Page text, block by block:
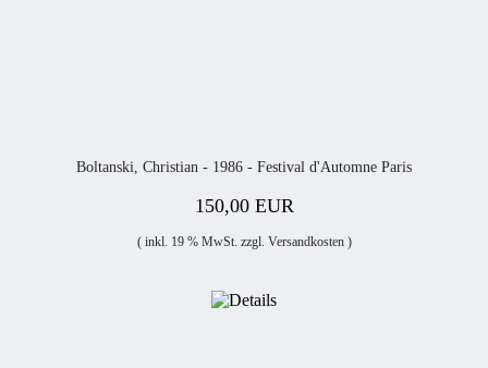
Boltanski, Christian - 1986 - Festival d'Automne Paris
150,00 EUR
( inkl. 19 % MwSt. zzgl. Versandkosten)